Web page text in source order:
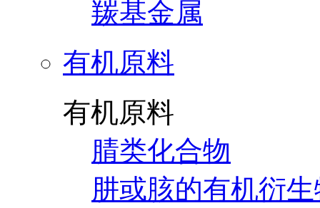
羰基金属
有机原料
有机原料
腈类化合物
肼或胲的有机衍